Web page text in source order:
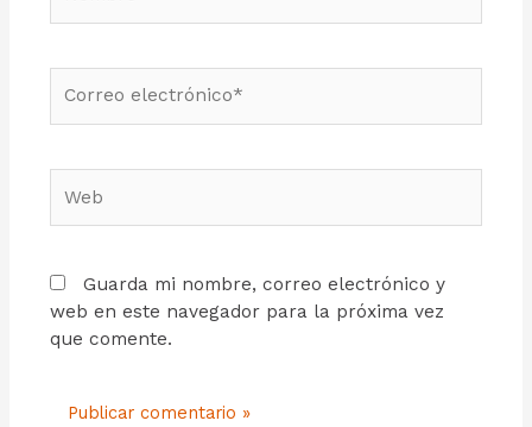
Guarda mi nombre, correo electrónico y
web en este navegador para la próxima vez
que comente.